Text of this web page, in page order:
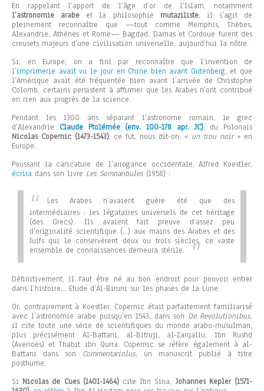
En rappelant l’apport de l’âge d’or de l’Islam, notamment
l’astronomie arabe et la philosophie mutaziliste, il s’agit de
pleinement reconnaître que —tout comme Memphis, Thèbes,
Alexandrie, Athènes et Rome— Bagdad, Damas et Cordoue furent des
creusets majeurs d’une civilisation universelle, aujourd’hui la nôtre.
Si, en Europe, on a fini par reconnaître que l’invention de
l’imprimerie avait vu le jour en Chine bien avant Gutenberg, et que
l’Amérique avait été fréquentée bien avant l’arrivée de Christophe
Colomb, certains persistent à affirmer que les Arabes n’ont contribué
en rien aux progrès de la science.
Pendant les 1300 ans séparant l’astronome romain, le grec
d’Alexandrie Claude Ptolémée (env. 100-178 apr. JC), du Polonais
Nicolas Copernic (1473-1543), ce fut, nous dit-on, « un trou noir » en
Europe.
Poussant la caricature de l’arrogance occidentale, Alfred Koestler,
écrira dans son livre Les Somnanbules(1958) :
Les Arabes n’avaient guère été que des
intermédiaires : les légataires universels de cet héritage
(des Grecs). Ils avaient fait preuve d’assez peu
d’originalité scientifique (…) aux mains des Arabes et des
Juifs qui le conservèrent deux ou trois siècles, ce vaste
ensemble de connaissances demeura stérile.
Définitivement, il faut être né au bon endroit pour pouvoir entrer
dans l’histoire… Etude d’Al-Biruni sur les phases de la Lune.
Or, contrairement à Koestler, Copernic était parfaitement familiarisé
avec l’astronomie arabe puisqu’en 1543, dans son De Revolutionibus,
il cite toute une série de scientifiques du monde arabo-musulman,
plus précisément Al-Battani, al-Bitruji, al-Zarqallu, Ibn Rushd
(Averroès) et Thabit ibn Qurra. Copernic se réfère également à al-
Battani dans son Commentariolus, un manuscrit publié à titre
posthume.
Si Nicolas de Cues (1401-1464)cite Ibn Sina, Johannes Kepler (1571-